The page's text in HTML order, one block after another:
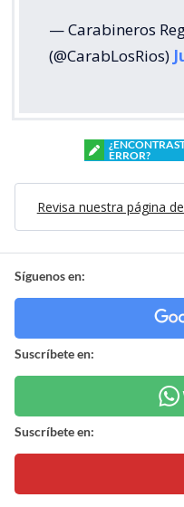
— Carabineros
(@CarabLosRios)
ERROR?
Revisa nuestra página
Síguenos en:
Suscríbete en:
Suscríbete en: